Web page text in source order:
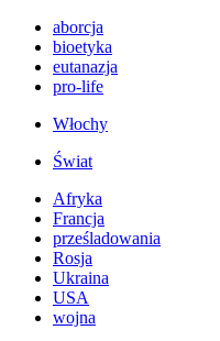
aborcja
bioetyka
eutanazja
pro-life
Włochy
Świat
Afryka
Francja
prześladowania
Rosja
Ukraina
USA
wojna